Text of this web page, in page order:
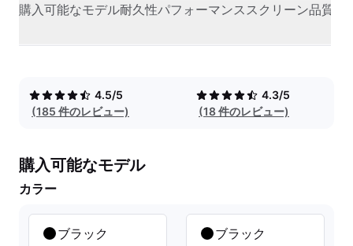
購入可能なモデル耐久性パフォーマンススクリーン品質
4.5/5
(185 件のレビュー)
4.3/5
(18 件のレビュー)
購入可能なモデル
カラー
ブラック ブラック